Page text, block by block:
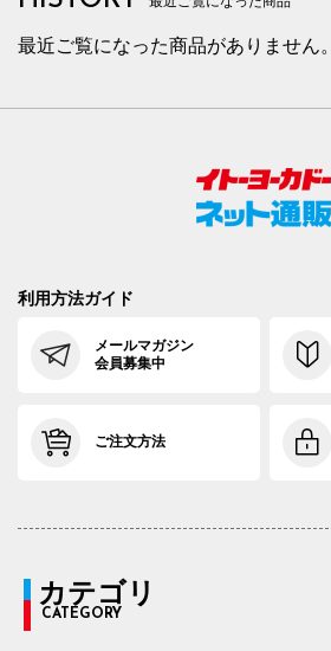
最近ご覧になった商品がありません。
利用方法ガイド
メールマガジン
会員募集中
ご注文方法
カテゴリ
CATEGORY